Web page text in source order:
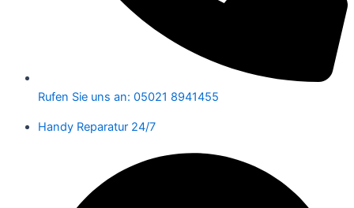
Rufen Sie uns an: 05021 8941455
Handy Reparatur 24/7